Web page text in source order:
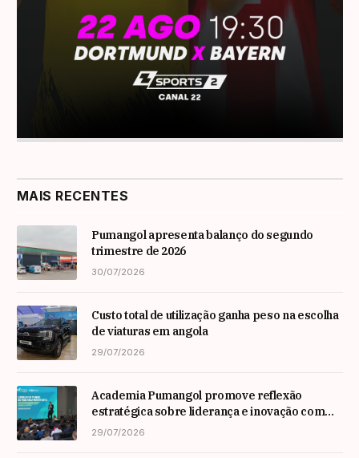
MAIS RECENTES
Pumangol apresenta balanço do segundo
trimestre de 2026
30/07/2026
Custo total de utilização ganha peso na escolha
de viaturas em angola
29/07/2026
Academia Pumangol promove reflexão
estratégica sobre liderança e inovação com
especialista internacional Nadim Habib
29/07/2026